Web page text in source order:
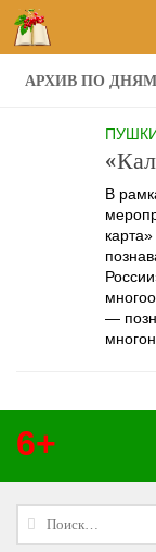
Перейти к
АРХИВ ПО
В
—
6+
Найти: